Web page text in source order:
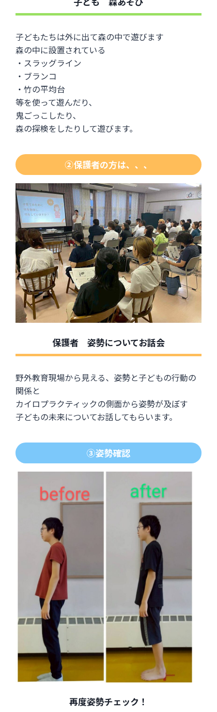
子どもたちは外に出て森の中で遊びます
森の中に設置されている
・スラッグライン
・ブランコ
・竹の平均台
等を使って遊んだり、
鬼ごっこしたり、
森の探検をしたりして遊びます。
②保護者の方は、、、
保護者 姿勢についてお話会
野外教育現場から見える、姿勢と子どもの行動の
関係と
カイロプラクティックの側面から姿勢が及ぼす
子どもの未来についてお話してもらいます。
③姿勢確認
再度姿勢チェック！